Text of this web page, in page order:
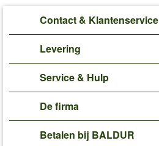
Contact & Klantenservice
Levering
Service & Hulp
De firma
Betalen bij BALDUR